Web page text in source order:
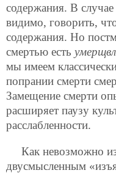
содержания. В
видимо, говорить,
содержания. Но
смертью есть
мы имеем
попрании смерти
Замещение смерти
расширяет паузу
расслабленности.
Как невозможно
двусмысленным